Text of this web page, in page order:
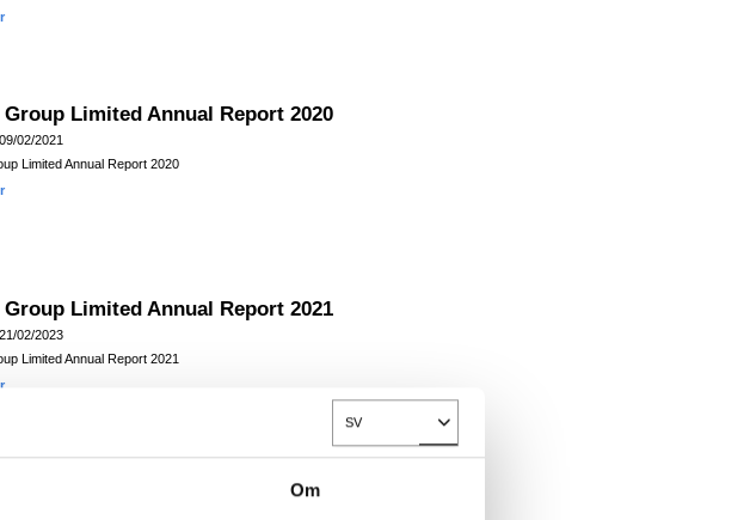
SV
Toggle Dropdown
Om
Limited Annual Report 2020
09/02/2021
Limited Annual Report 2020
Limited Annual Report 2021
21/02/2023
Limited Annual Report 2021
Limited Annual Report 2022